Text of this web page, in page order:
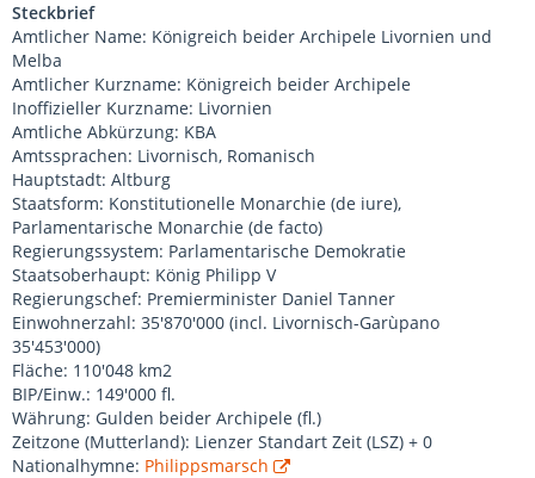
Steckbrief
Amtlicher Name: Königreich beider Archipele Livornien und
Melba
Amtlicher Kurzname: Königreich beider Archipele
Inoffizieller Kurzname: Livornien
Amtliche Abkürzung: KBA
Amtssprachen: Livornisch, Romanisch
Hauptstadt: Altburg
Staatsform: Konstitutionelle Monarchie (de iure),
Parlamentarische Monarchie (de facto)
Regierungssystem: Parlamentarische Demokratie
Staatsoberhaupt: König Philipp V
Regierungschef: Premierminister Daniel Tanner
Einwohnerzahl: 35'870'000 (incl. Livornisch-Garùpano
35'453'000)
Fläche: 110'048 km2
BIP/Einw.: 149'000 fl.
Währung: Gulden beider Archipele (fl.)
Zeitzone (Mutterland): Lienzer Standart Zeit (LSZ) + 0
Nationalhymne: Philippsmarsch